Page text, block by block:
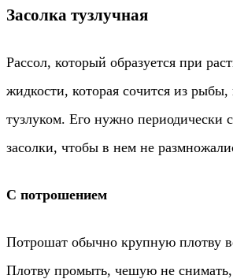
Засолка тузлучная
Рассол, который образуется при
жидкости, которая сочится из рыбы,
тузлуком. Его нужно периодически
засолки, чтобы в нем не
С потрошением
Потрошат обычно крупную плотву
Плотву промыть, чешую не